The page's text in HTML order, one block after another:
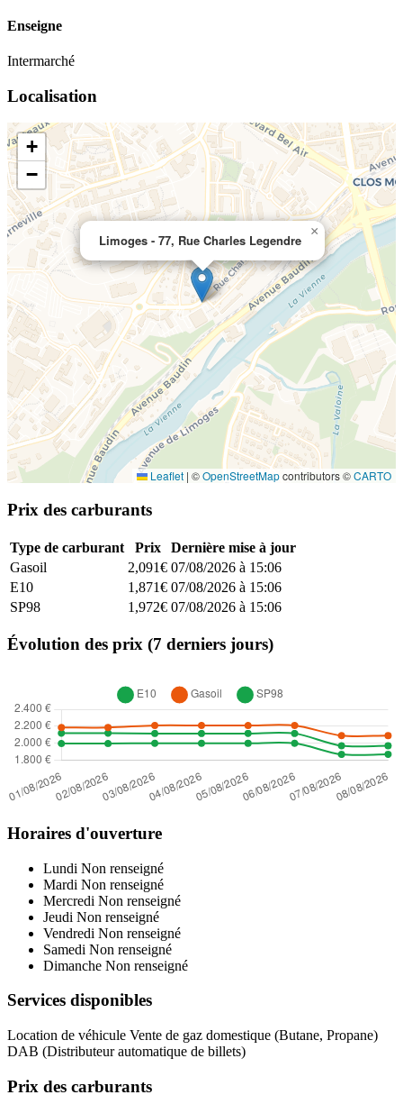
Enseigne
Intermarché
Localisation
Limoges - 77, Rue Charles Legendre
×
+
−
Leaflet | ©OpenStreetMapcontributors ©CARTO
Prix des carburants
Type de carburant Prix
Dernière mise à jour
Gasoil
2,091€ 07/08/2026 à 15:06
E10
1,871€ 07/08/2026 à 15:06
SP98
1,972€ 07/08/2026 à 15:06
Évolution des prix (7 derniers jours)
Horaires d'ouverture
Lundi Non renseigné
Mardi Non renseigné
Mercredi Non renseigné
Jeudi Non renseigné
Vendredi Non renseigné
Samedi Non renseigné
Dimanche Non renseigné
Services disponibles
Location de véhicule Vente de gaz domestique (Butane, Propane)
DAB (Distributeur automatique de billets)
Prix des carburants